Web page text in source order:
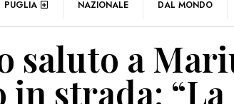
PUGLIA NAZIONALE DAL MONDO
saluto a
strada: “La